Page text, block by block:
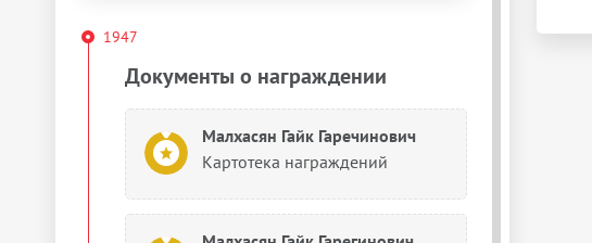
1947
Документы о награждении
Малхасян Гайк Гаречинович
Картотека награждений